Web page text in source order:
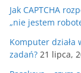
Jak CAPTCHA
„nie jestem
Komputer działa
zadań? 21 lipca,